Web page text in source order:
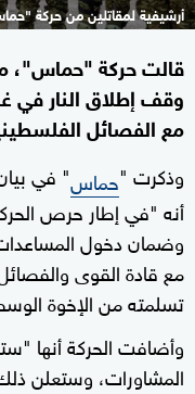
أرشيفية لمقاتلين من حركة
قالت حركة "حماس"،
وقف إطلاق النار في
مع الفصائل
وذكرت "حماس" في
أنه "في إطار حرص
وضمان دخول
مع قادة القوى
تسلمته من الإخوة
وأضافت الحركة أنها
المشاورات، وستعلن